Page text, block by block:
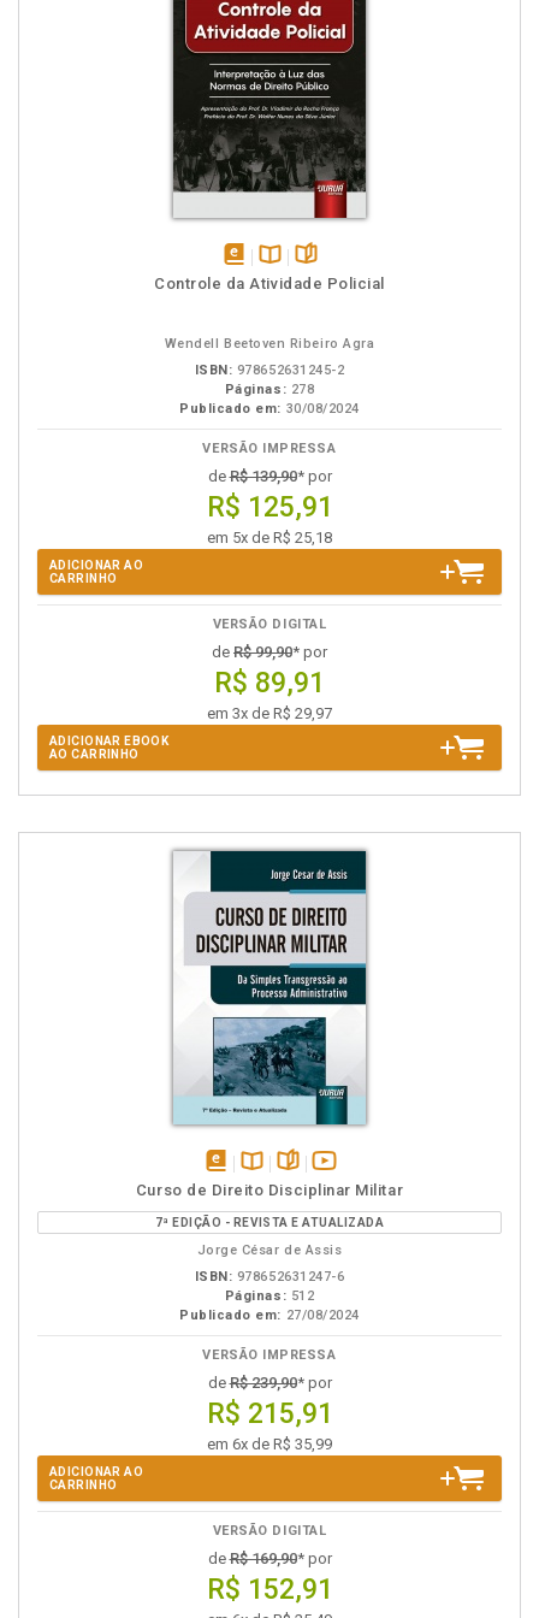
disponível
Disponível
páginas
Controle da Atividade Policial
Wendell Beetoven Ribeiro Agra
ISBN: 978652631245-2
Páginas: 278
Publicado em: 30/08/2024
VERSÃO IMPRESSA
deR$ 139,90* por
R$ 125,91
em 5x de R$ 25,18
ADICIONAR AO
CARRINHO
VERSÃO DIGITAL
de R$ 99,90* por
R$ 89,91
em 3x de R$ 29,97
ADICIONAR EBOOK
AO CARRINHO
disponível
em
eBook
Disponível
na
B.V.
páginas
vídeo
da
obra
Curso de Direito Disciplinar Militar
7ª EDIÇÃO - REVISTA E ATUALIZADA
Jorge César de Assis
ISBN: 978652631247-6
Páginas: 512
Publicado em: 27/08/2024
VERSÃO IMPRESSA
deR$ 239,90* por
R$ 215,91
em 6x de R$ 35,99
ADICIONAR AO
CARRINHO
VERSÃO DIGITAL
deR$ 169,90* por
R$ 152,91